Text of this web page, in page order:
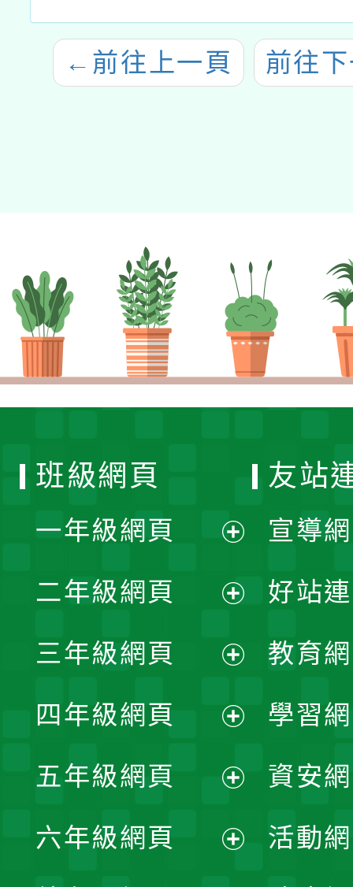
← 前往上一頁 前往
班級網頁
一年級網頁
開
選
單
二年級網頁
開
選
單
三年級網頁
開
選
單
四年級網頁
開
選
五年級網頁
開
六年級網頁
友站
宣導
好站
教育
學習
資安
活動